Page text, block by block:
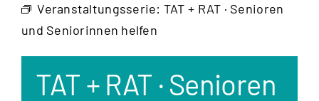
Veranstaltungsserie: TAT + RAT · Senioren
und Seniorinnen helfen
TAT + RAT · Senioren